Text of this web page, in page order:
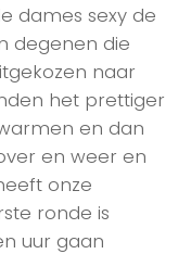
dames sexy de
degenen die
naar
het prettiger
en dan
en weer en
onze
ronde is
uur gaan